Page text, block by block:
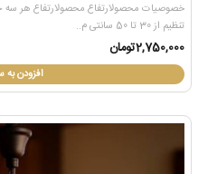
خصوصیات محصولارتفاع محصولارتفاع هر سه
تنظیم از 30 تا 50 سانتی م..
2,750,000تومان
افزودن به